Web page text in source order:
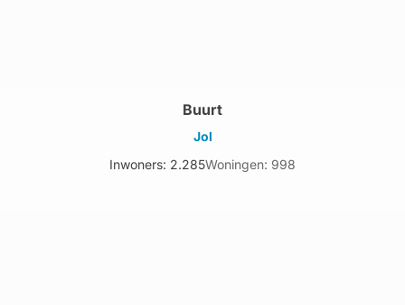
Buurt
Jol
Inwoners: 2.285Woningen: 998